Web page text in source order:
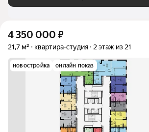
4 350 000 ₽
21,7 м² квартира-студия 2 этаж из 21
новостройка онлайн показ